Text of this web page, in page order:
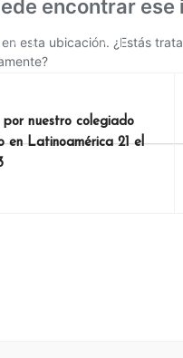
Google+ Pinterest
nuestro colegiado
en Latinoamérica 21 el